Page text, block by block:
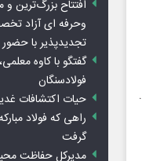
افتتاح بزرگ‌ترین و
وحرفه ای آزاد
تجدیدپذیر با حضور
گفتگو با کاوه
فولادسنگان
حیات اکتشافات
راهی که فولاد
گرفت
مدیرکل حفاظت